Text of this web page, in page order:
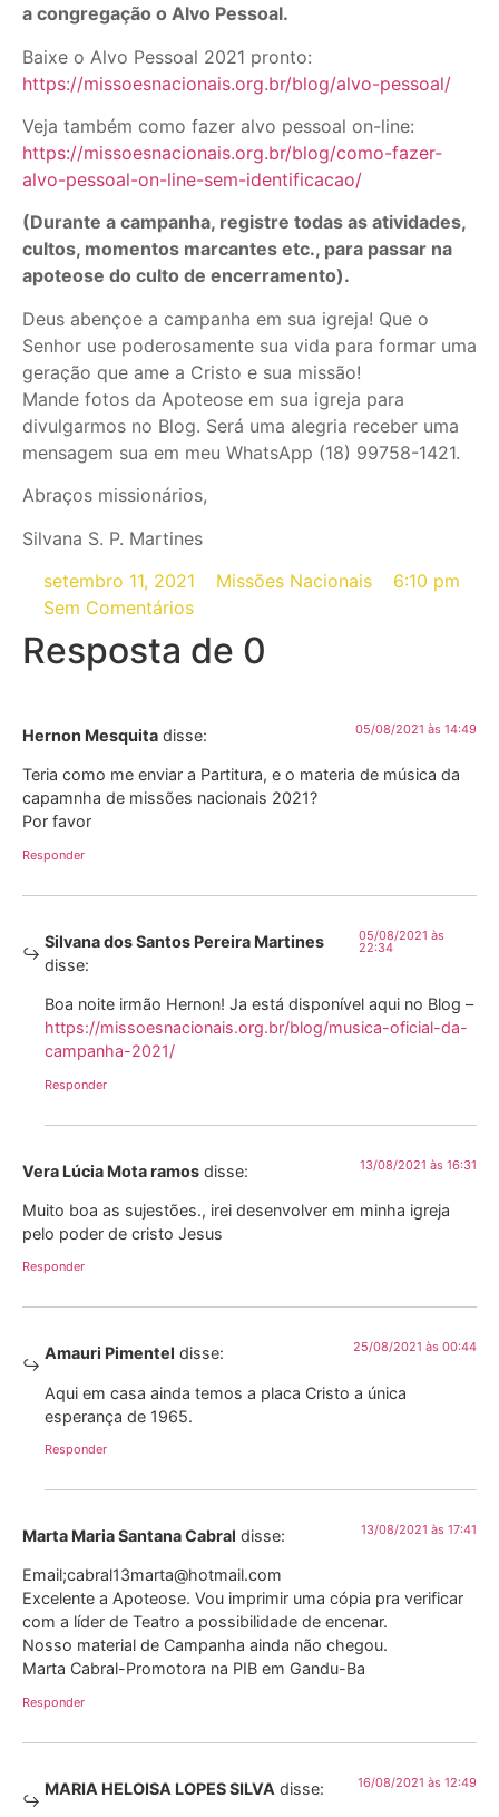
a congregação o Alvo Pessoal.
Baixe o Alvo Pessoal 2021 pronto:
https://missoesnacionais.org.br/blog/alvo-pessoal/
Veja também como fazer alvo pessoal on-line:
https://missoesnacionais.org.br/blog/como-fazer-
alvo-pessoal-on-line-sem-identificacao/
(Durante a campanha, registre todas as atividades,
cultos, momentos marcantes etc., para passar na
apoteose do culto de encerramento).
Deus abençoe a campanha em sua igreja! Que o
Senhor use poderosamente sua vida para formar uma
geração que ame a Cristo e sua missão!
Mande fotos da Apoteose em sua igreja para
divulgarmos no Blog. Será uma alegria receber uma
mensagem sua em meu WhatsApp (18) 99758-1421.
Abraços missionários,
Silvana S. P. Martines
setembro 11, 2021
Missões Nacionais
6:10 pm
Sem Comentários
Resposta de 0
Hernon Mesquita disse: 05/08/2021 às 14:49
Teria como me enviar a Partitura, e o materia de música da
capamnha de missões nacionais 2021?
Por favor
Responder
Silvana dos Santos Pereira Martines
disse:
05/08/2021 às
22:34
Boa noite irmão Hernon! Ja está disponível aqui no Blog –
https://missoesnacionais.org.br/blog/musica-oficial-da-
campanha-2021/
Responder
Vera Lúcia Mota ramos disse: 13/08/2021 às 16:31
Muito boa as sujestões., irei desenvolver em minha igreja
pelo poder de cristo Jesus
Responder
Amauri Pimentel disse: 25/08/2021 às 00:44
Aqui em casa ainda temos a placa Cristo a única
esperança de 1965.
Responder
Marta Maria Santana Cabral disse: 13/08/2021 às 17:41
Email;cabral13marta@hotmail.com
Excelente a Apoteose. Vou imprimir uma cópia pra verificar
com a líder de Teatro a possibilidade de encenar.
Nosso material de Campanha ainda não chegou.
Marta Cabral-Promotora na PIB em Gandu-Ba
Responder
MARIA HELOISA LOPES SILVA disse: 16/08/2021 às 12:49